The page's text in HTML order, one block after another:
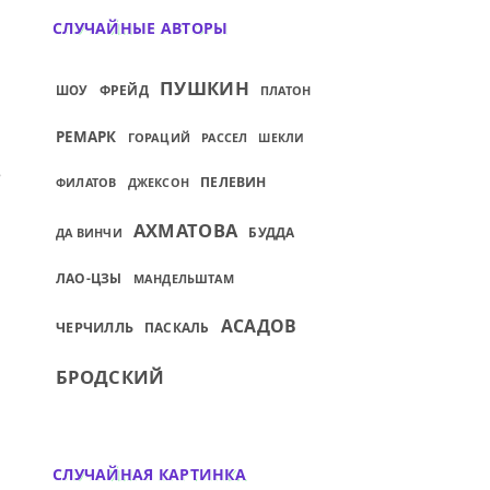
РАНЕВСКУЮ...
— ФАИНА ГЕОРГИЕВНА, НА ЧТО
СЛУЧАЙНЫЕ АВТОРЫ
ШОУ ФРЕЙД ПУШКИН ПЛАТОН
РЕМАРК ГОРАЦИЙ РАССЕЛ ШЕКЛИ
ФИЛАТОВ ДЖЕКСОН ПЕЛЕВИН
ДА ВИНЧИ АХМАТОВА БУДДА
ЛАО-ЦЗЫ МАНДЕЛЬШТАМ
ЧЕРЧИЛЛЬ ПАСКАЛЬ АСАДОВ
БРОДСКИЙ
СЛУЧАЙНАЯ КАРТИНКА